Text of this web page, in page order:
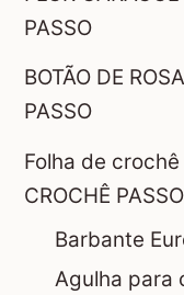
PASSO
BOTÃO DE
PASSO
Folha de
CROCHÊ
Barbante
Agulha para